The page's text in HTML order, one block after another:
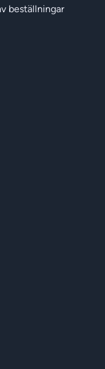
beställningar